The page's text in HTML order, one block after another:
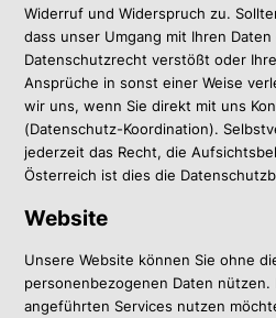
Widerruf und Widerspruch zu.
dass unser Umgang mit Ihren Daten
Datenschutzrecht verstößt oder
Ansprüche in sonst einer Weise
wir uns, wenn Sie direkt mit uns
(Datenschutz-Koordination).
jederzeit das Recht, die
Österreich ist dies die
Website
Unsere Website können Sie ohne
personenbezogenen Daten nützen.
angeführten Services nutzen